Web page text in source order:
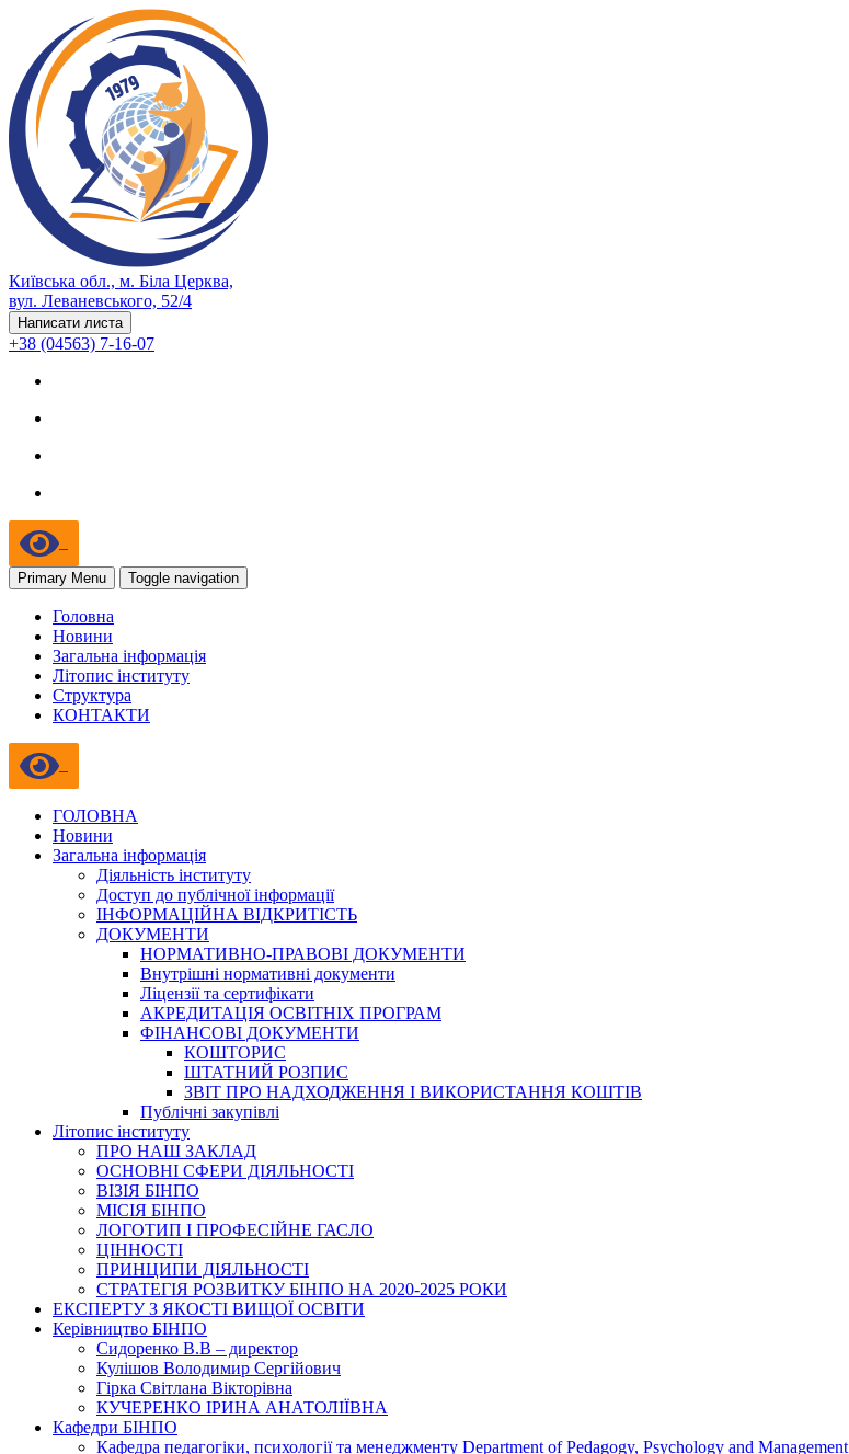
Київська обл., м. Біла Церква,
вул. Леваневського, 52/4
Написати листа
+38 (04563) 7-16-07
Primary Menu Toggle navigation
Головна
Новини
Загальна інформація
Літопис інституту
Структура
КОНТАКТИ
ГОЛОВНА
Новини
Загальна інформація
Діяльність інституту
Доступ до публічної інформації
ІНФОРМАЦІЙНА ВІДКРИТІСТЬ
ДОКУМЕНТИ
НОРМАТИВНО-ПРАВОВІ ДОКУМЕНТИ
Внутрішні нормативні документи
Ліцензії та сертифікати
АКРЕДИТАЦІЯ ОСВІТНІХ ПРОГРАМ
ФІНАНСОВІ ДОКУМЕНТИ
КОШТОРИС
ШТАТНИЙ РОЗПИС
ЗВІТ ПРО НАДХОДЖЕННЯ І ВИКОРИСТАННЯ КОШТІВ
Публічні закупівлі
Літопис інституту
ПРО НАШ ЗАКЛАД
ОСНОВНІ СФЕРИ ДІЯЛЬНОСТІ
ВІЗІЯ БІНПО
МІСІЯ БІНПО
ЛОГОТИП І ПРОФЕСІЙНЕ ГАСЛО
ЦІННОСТІ
ПРИНЦИПИ ДІЯЛЬНОСТІ
СТРАТЕГІЯ РОЗВИТКУ БІНПО НА 2020-2025 РОКИ
ЕКСПЕРТУ З ЯКОСТІ ВИЩОЇ ОСВІТИ
Керівництво БІНПО
Сидоренко В.В – директор
Кулішов Володимир Сергійович
Гірка Світлана Вікторівна
КУЧЕРЕНКО ІРИНА АНАТОЛІЇВНА
Кафедри БІНПО
Кафедра педагогіки, психології та менеджменту Department of Pedagogy, Psychology and Management